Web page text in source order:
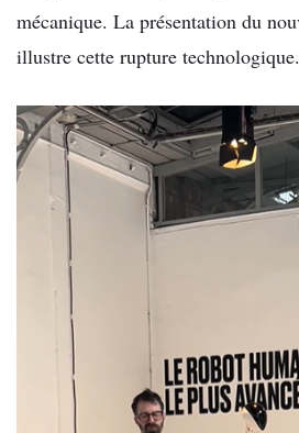
mécanique. La présentation du
illustre cette rupture technologique.